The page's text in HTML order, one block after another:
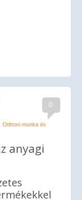
0
Otthoni munka és
anyagi